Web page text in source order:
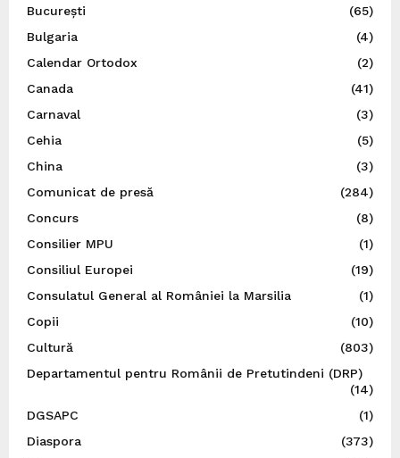
București
(65)
Bulgaria
(4)
Calendar Ortodox
(2)
Canada
(41)
Carnaval
(3)
Cehia
(5)
China
(3)
Comunicat de presă
(284)
Concurs
(8)
Consilier MPU
(1)
Consiliul Europei
(19)
Consulatul General al României la Marsilia
(1)
Copii
(10)
Cultură
(803)
Departamentul pentru Românii de Pretutindeni (DRP)
(14)
DGSAPC
(1)
Diaspora
(373)